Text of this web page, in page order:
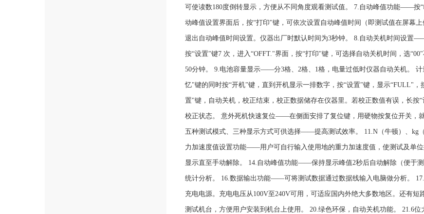
可使读数180度倒转显示，方便从不同角度观看测试值。 7.自动峰值功能——按
动峰值设置界面后，按“打印"键，可依次设置自动峰值时间（即测试值在屏幕
退出自动峰值时间设置。仪器出厂时默认时间为3秒钟。 8.自动关机时间设置
按“设置"键7 次，进入“OFFT."界面，按“打印"键，可选择自动关机时间，选
50分钟。 9.电池容量显示——分3格、2格、1格，电量过低时仪器自动关机。
忆"键的同时按“开机"键，直到开机显示一排数字，按“设置"键，显示“FULL"
置"键，自动关机，校正结束，校正数据储存在仪器里。若校正数值有误，长
校正状态。 意外死机快速复位——在侧面安排了复位键，用硬物按复位开关，
五种测试模式、三种显示方式可供选择——提高测试效率。 11.N（牛顿）、kg
力加速度值设置功能——用户可自行输入使用地的重力加速度值，使测试及单
显示直至手动解除。 14.自动峰值功能——保持显示峰值2秒后自动解除（便于
统计分析。 16.数据输出功能——可将测试数据通过数据线输入电脑做分析。
充电电源。充电电压从100V至240V可用，可适应国内外绝大多数地区。还有
测试机台，方便用户安装到机台上使用。 20.绿色环保，自动关机功能。 21.6位